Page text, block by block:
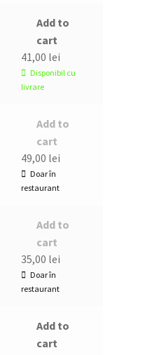
Add to
cart
41,00 lei
Disponibil cu
livrare
Add to
cart
49,00 lei
Doar în
restaurant
Add to
cart
35,00 lei
Doar în
restaurant
Add to
cart